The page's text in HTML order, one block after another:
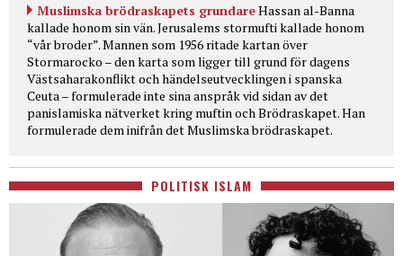
Muslimska brödraskapets grundareHassan al-Banna
kallade honom sin vän. Jerusalems stormufti kallade honom
“vår broder”. Mannen som 1956 ritade kartan över
Stormarocko – den karta som ligger till grund för dagens
Västsaharakonflikt och händelseutvecklingen i spanska
Ceuta – formulerade inte sina anspråk vid sidan av det
panislamiska nätverket kring muftin och Brödraskapet. Han
formulerade dem inifrån det Muslimska brödraskapet.
POLITISK ISLAM